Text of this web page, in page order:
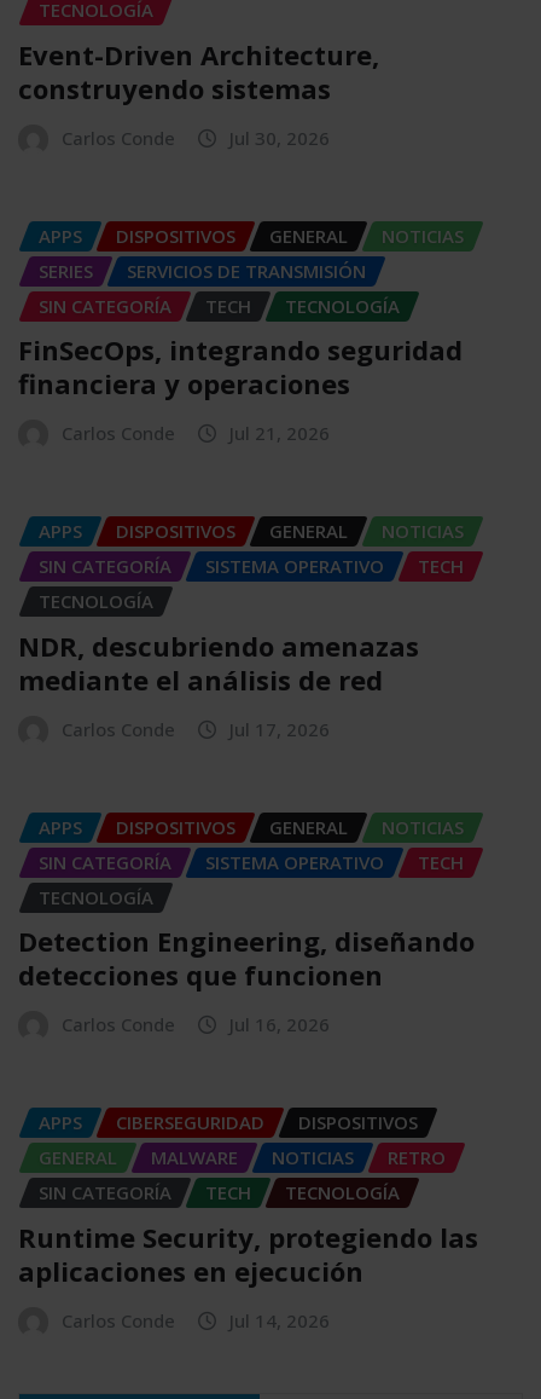
TECNOLOGÍA
Event-Driven Architecture,
construyendo sistemas
Carlos Conde Jul 30, 2026
APPS DISPOSITIVOS GENERAL
NOTICIAS
SERIES
SERVICIOS DE TRANSMISIÓN
SIN CATEGORÍA
TECH TECNOLOGÍA
FinSecOps, integrando seguridad
financiera y operaciones
Carlos Conde Jul 21, 2026
APPS DISPOSITIVOS GENERAL
NOTICIAS
SIN CATEGORÍA
SISTEMA OPERATIVO
TECH
TECNOLOGÍA
NDR, descubriendo amenazas
mediante el análisis de red
Carlos Conde Jul 17, 2026
APPS DISPOSITIVOS GENERAL
NOTICIAS
SIN CATEGORÍA
SISTEMA OPERATIVO
TECH
TECNOLOGÍA
Detection Engineering, diseñando
detecciones que funcionen
Carlos Conde Jul 16, 2026
APPS CIBERSEGURIDAD
DISPOSITIVOS
GENERAL
MALWARE NOTICIAS
RETRO
SIN CATEGORÍA
TECH TECNOLOGÍA
Runtime Security, protegiendo las
aplicaciones en ejecución
Carlos Conde Jul 14, 2026